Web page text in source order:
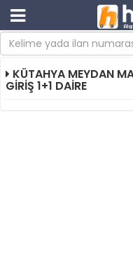
KÜTAHYA MEYDAN
GİRİŞ 1+1 DAİRE